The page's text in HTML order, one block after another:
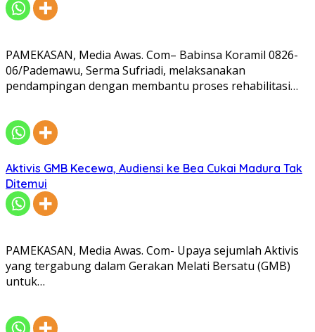
PAMEKASAN, Media Awas. Com– Babinsa Koramil 0826-
06/Pademawu, Serma Sufriadi, melaksanakan
pendampingan dengan membantu proses rehabilitasi…
Aktivis GMB Kecewa, Audiensi ke Bea Cukai Madura Tak
Ditemui
PAMEKASAN, Media Awas. Com- Upaya sejumlah Aktivis
yang tergabung dalam Gerakan Melati Bersatu (GMB)
untuk…